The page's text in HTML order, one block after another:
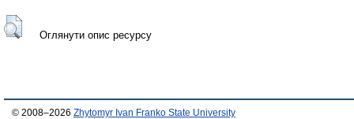
Оглянути опис ресурсу
© 2008–2026 Zhytomyr Ivan Franko State University